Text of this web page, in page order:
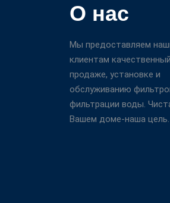
О нас
Мы предоставляем
клиентам
продаже, установке и
обслуживанию
фильтрации воды.
Вашем доме-наша цель.